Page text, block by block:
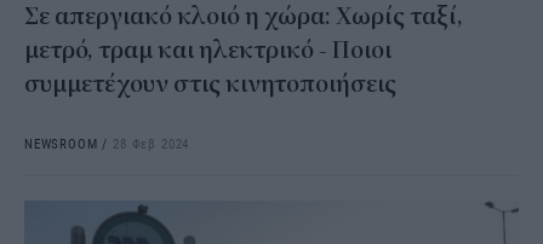
Σε απεργιακό κλοιό η χώρα: Χωρίς ταξί,
μετρό, τραμ και ηλεκτρικό - Ποιοι
συμμετέχουν στις κινητοποιήσεις
NEWSROOM / 28 Φεβ 2024